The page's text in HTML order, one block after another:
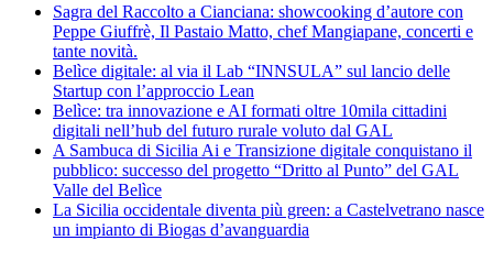
Sagra del Raccolto a Cianciana: showcooking d’autore con
Peppe Giuffrè, Il Pastaio Matto, chef Mangiapane, concerti e
tante novità.
Belìce digitale: al via il Lab “INNSULA” sul lancio delle
Startup con l’approccio Lean
Belìce: tra innovazione e AI formati oltre 10mila cittadini
digitali nell’hub del futuro rurale voluto dal GAL
A Sambuca di Sicilia Ai e Transizione digitale conquistano il
pubblico: successo del progetto “Dritto al Punto” del GAL
Valle del Belìce
La Sicilia occidentale diventa più green: a Castelvetrano nasce
un impianto di Biogas d’avanguardia